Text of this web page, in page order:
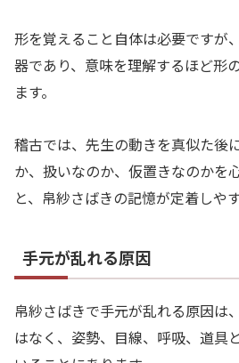
形を覚えること自体は必要ですが
器であり、意味を理解するほど形
ます。
稽古では、先生の動きを真似た後
か、扱いなのか、仮置きなのかを
と、帛紗さばきの記憶が定着しや
手元が乱れる原因
帛紗さばきで手元が乱れる原因は
はなく、姿勢、目線、呼吸、道具